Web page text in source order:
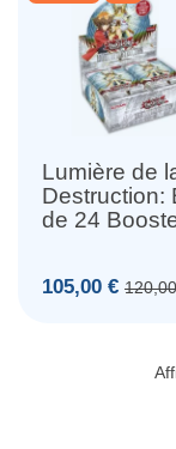
Lumière de
Destruction:
de 24
Prix
105,00 € Prix